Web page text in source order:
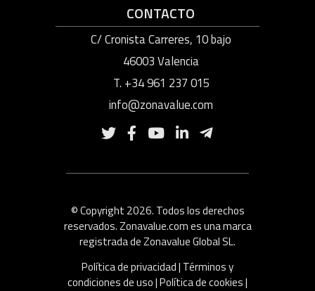
CONTACTO
C/ Cronista Carreres, 10 bajo
46003 Valencia
T. +34 961 237 015
info@zonavalue.com
© Copyright 2026. Todos los derechos
reservados. Zonavalue.com es una marca
registrada de Zonavalue Global SL.
Política de privacidad| Términos y
condiciones de uso|Política de cookies|